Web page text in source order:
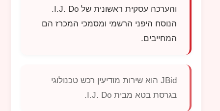
והערכה עסקית ראשונית שלI.J. Do
.
הנוסח היפני הרשמי ומסמכי המכרז הם
המחייבים.
JBid הוא שירות מודיעין רכש טכנולוגי
בגרסת בטא מביתI.J. Do
.